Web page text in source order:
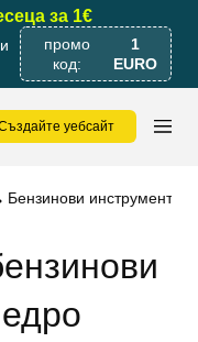
за 1€
промо
код:
1
EURO
уебсайт
Бензинови инструменти